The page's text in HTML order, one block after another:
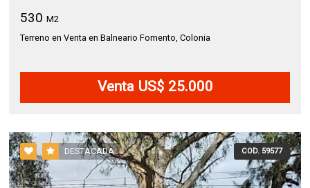
530 M2
Terreno en Venta en Balneario Fomento, Colonia
Venta US$ 25.000
DESTACADA COD. 59577